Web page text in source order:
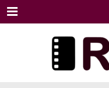
Menu